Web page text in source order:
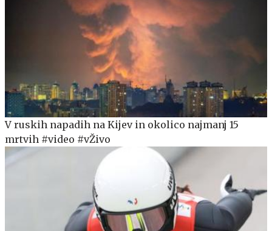
V ruskih napadih na Kijev in okolico najmanj 15
mrtvih #video #vŽivo